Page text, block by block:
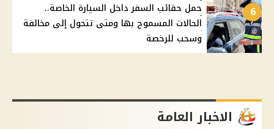
6
حمل حقائب السفر داخل السيارة الخاصة..
الحالات المسموح بها ومتى تتحول إلى مخالفة
وسحب للرخصة
الاخبار العامة